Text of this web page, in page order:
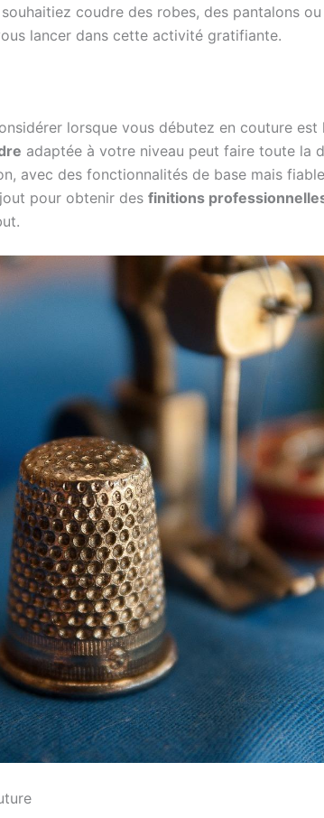
coudre des robes, des pantalons
lancer dans cette activité gratifiante.
lorsque vous débutez en couture est
adaptée à votre niveau peut faire toute la
avec des fonctionnalités de base mais
pour obtenir des finitions